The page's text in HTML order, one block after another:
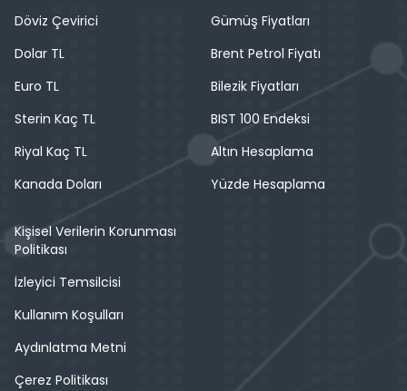
Döviz Çevirici
Dolar TL
Euro TL
Sterin Kaç TL
Riyal Kaç TL
Kanada Doları
Gümüş Fiyatları
Brent Petrol Fiyatı
Bilezik Fiyatları
BIST 100 Endeksi
Altın Hesaplama
Yüzde Hesaplama
Kişisel Verilerin Korunması
Politikası
İzleyici Temsilcisi
Kullanım Koşulları
Aydınlatma Metni
Çerez Politikası